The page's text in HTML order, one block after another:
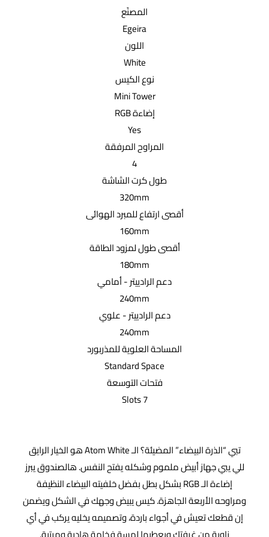
المصنًع
Egeira
اللون
White
نوع الكيس
Mini Tower
إضاءة RGB
Yes
المراوح المرفقة
4
طول كرت الشاشة
320mm
أقصى ارتفاع للمبرد الهوائى
160mm
أقصى طول لمزود الطاقة
180mm
دعم الرادييتر - أمامي
240mm
دعم الرادييتر - علوي
240mm
المساحة العلوية للمذربورد
Standard Space
فتحات التوسعة
7 Slots
تبي “الذرة البيضاء” المضيئة؟ الـ Atom White هو الخيار الرايق
للي يبي جهاز أبيض ملموم وشكله يفتح النفس. هالصندوق يبرز
إضاءة الـ RGB بشكل بطل بفضل خلفيته البيضاء النظيفة
ومراوحه الأربعة الجاهزة. كيس يبيض وجهك في الشكل ويضمن
إن قطعك تعيش في أجواء باردة، وتصميمه يخليه يركب في أي